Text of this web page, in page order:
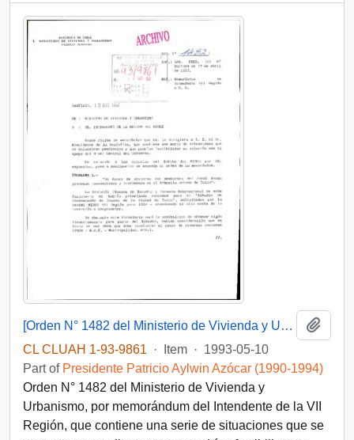
[Orden N° 1482 del Ministerio de Vivienda y Urbanismo]
CL CLUAH 1-93-9861
· Item · 1993-05-10
Part of Presidente Patricio Aylwin Azócar (1990-1994)
Orden N° 1482 del Ministerio de Vivienda y
Urbanismo, por memorándum del Intendente de la VII
Región, que contiene una serie de situaciones que se